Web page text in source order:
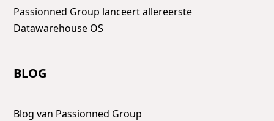
Passionned Group lanceert allereerste
Datawarehouse OS
BLOG
Blog van Passionned Group